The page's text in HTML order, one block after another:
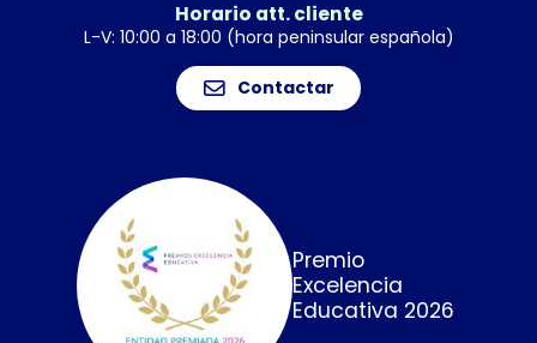
Horario att. cliente
L-V: 10:00 a 18:00 (hora peninsular española)
Contactar
Premio
Excelencia
Educativa 2026